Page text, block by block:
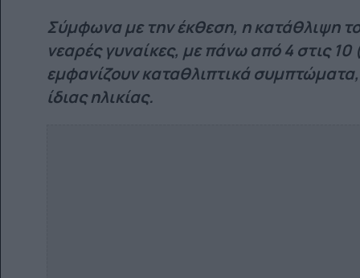
Σύμφωνα με την έκθεση, η κατάθλιψη
νεαρές γυναίκες, με πάνω από 4 στις
εμφανίζουν καταθλιπτικά
ίδιας ηλικίας.